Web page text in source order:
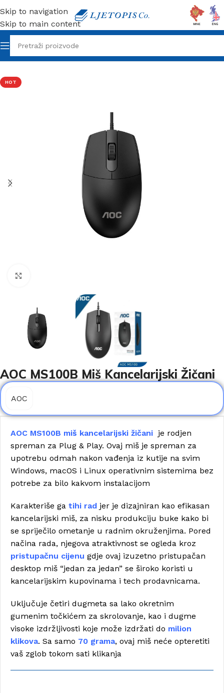
Skip to navigation
Skip to main content
Početna/ Tehnika/Miševi
HOT
AOC MS100B Miš Kancelarijski Žičani
AOC
AOC MS100B miš kancelarijski žičani je rodjen
spreman za Plug & Play. Ovaj miš je spreman za
upotrebu odmah nakon vađenja iz kutije na svim
Windows, macOS i Linux operativnim sistemima bez
potrebe za bilo kakvom instalacijom
Karakteriše ga tihi rad jer je dizajniran kao efikasan
kancelarijski miš, za nisku produkciju buke kako bi
se spriječilo ometanje u radnim okruženjima. Pored
načina rada, njegova atraktivnost se ogleda kroz
pristupačnu cijenu gdje ovaj izuzetno pristupačan
desktop miš “jedan za jedan” se široko koristi u
kancelarijskim kupovinama i tech prodavnicama.
Uključuje četiri dugmeta sa lako okretnim
gumenim točkićem za skrolovanje, kao i dugme
visoke izdržljivosti koje može izdržati do milion
klikova. Sa samo 70 grama, ovaj miš neće opteretiti
vaš zglob tokom sati klikanja